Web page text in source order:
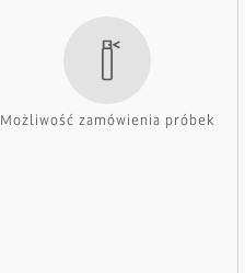
Możliwość zamówienia próbek